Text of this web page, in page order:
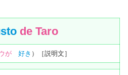
de Taro
が好き ）［説明文］